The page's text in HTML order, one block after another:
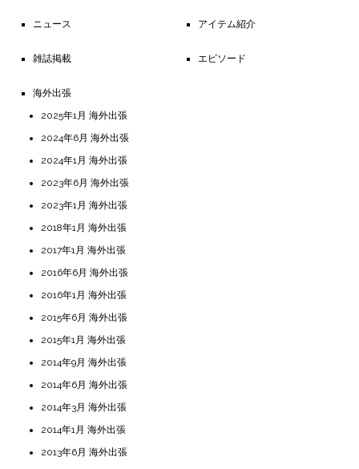
ニュース アイテム紹介
雑誌掲載 エピソード
海外出張
2025年1月 海外出張
2024年6月 海外出張
2024年1月 海外出張
2023年6月 海外出張
2023年1月 海外出張
2018年1月 海外出張
2017年1月 海外出張
2016年6月 海外出張
2016年1月 海外出張
2015年6月 海外出張
2015年1月 海外出張
2014年9月 海外出張
2014年6月 海外出張
2014年3月 海外出張
2014年1月 海外出張
2013年6月 海外出張